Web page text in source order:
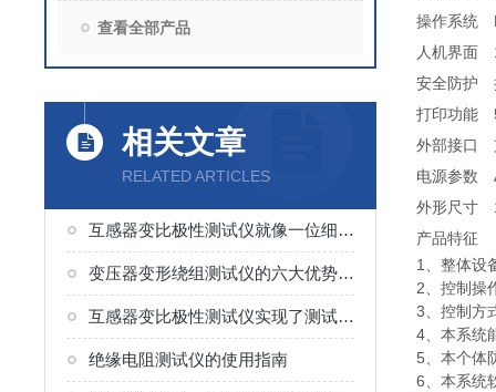
查看全部产品
相关文章
RELATED ARTICLES
互感器变比极性测试仪就像一位细致的“校对员”
变压器变形绕组测试仪的六大优势分析
互感器变比极性测试仪实现了测试的集成化与简便性
绝缘电阻测试仪的使用指南
操作系统
人机界面
安全防护
打印功能
外部接口
电源参数
外形尺寸
产品特征
1、整体设
2、控制操
3、控制方
4、本系统
5、本个体
6、本系统